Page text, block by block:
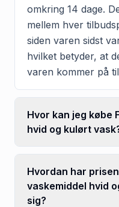
omkring 14 dage.
mellem hver
siden varen sidst
hvilket betyder, at
varen kommer på
Hvor kan jeg købe
hvid og kulørt
Hvordan har
vaskemiddel hvid
sig?